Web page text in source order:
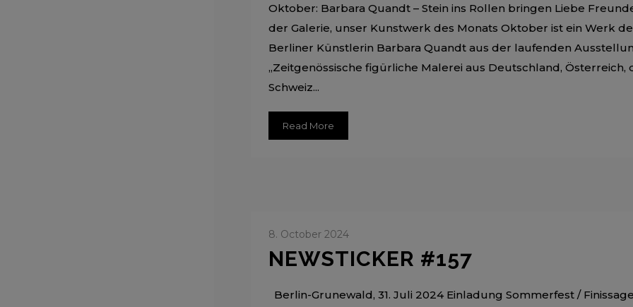
Oktober: Barbara Quandt – Stein ins Rollen bringen Liebe
der Galerie, unser Kunstwerk des Monats Oktober ist ein Werk
Berliner Künstlerin Barbara Quandt aus der laufenden
„Zeitgenössische figürliche Malerei aus Deutschland, Österreich,
Schweiz...
Read More
8. October 2024
NEWSTICKER #157
Berlin-Grunewald, 31. Juli 2024 Einladung Sommerfest /